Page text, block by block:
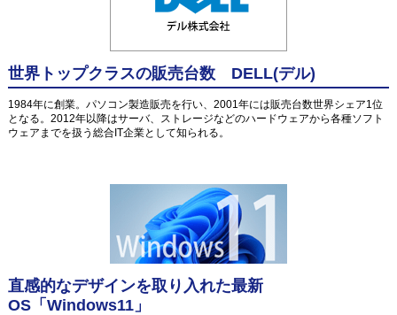
世界トップクラスの販売台数 DELL(デル)
1984年に創業。パソコン製造販売を行い、2001年には販売台数世界シェア1位
となる。2012年以降はサーバ、ストレージなどのハードウェアから各種ソフト
ウェアまでを扱う総合IT企業として知られる。
直感的なデザインを取り入れた最新
OS「Windows11」